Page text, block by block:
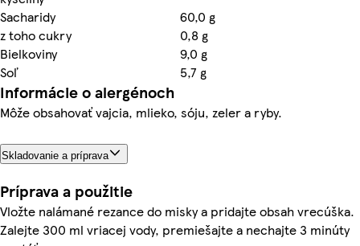
Sacharidy
60,0 g
z toho cukry
0,8 g
Bielkoviny
9,0 g
Soľ
5,7 g
Informácie o alergénoch
Môže obsahovať vajcia, mlieko, sóju, zeler a ryby.
Skladovanie a príprava
Príprava a použitie
Vložte nalámané rezance do misky a pridajte obsah vrecúška.
Zalejte 300 ml vriacej vody, premiešajte a nechajte 3 minúty